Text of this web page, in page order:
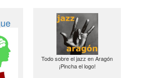
Todo sobre el jazz en Aragón
¡Pincha el logo!